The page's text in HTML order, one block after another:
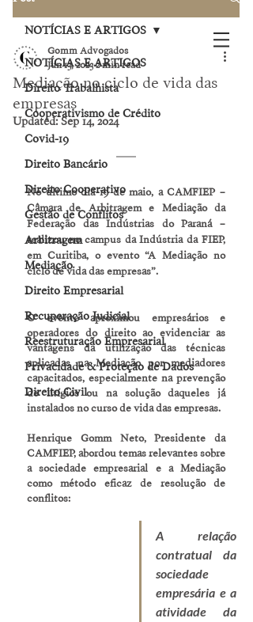
NOTÍCIAS E ARTIGOS
Direito Trabalhista
Cooperativismo de Crédito
Covid-19
Direito Bancário
Direito Cooperativo
Gestão de Conflitos
Arbitragem
Mediação
Direito Empresarial
Recuperação Judicial
Reestruturação Empresarial
Privacidade & Proteção de Dados
Direito Civil
NOTÍCIAS E ARTIGOS
Mediação no ciclo de vida das
empresas
Gomm Advogados
Jun 13, 2023 2 min read
Updated:Sep 14, 2024
No último dia 19 de maio, a CAMFIEP –
Câmara de Arbitragem e Mediação da
Federação das Indústrias do Paraná –
realizou no campus da Indústria da FIEP,
em Curitiba, o evento “A Mediação no
ciclo de vida das empresas”.
O evento aproximou empresários e
operadores do direito ao evidenciar as
vantagens da utilização das técnicas
aplicadas na Mediação por mediadores
capacitados, especialmente na prevenção
de litígios ou na solução daqueles já
instalados no curso de vida das empresas.
Henrique Gomm Neto, Presidente da
CAMFIEP, abordou temas relevantes sobre
a sociedade empresarial e a Mediação
como método eficaz de resolução de
conflitos:
A relação
contratual da
sociedade
empresária e a
atividade da